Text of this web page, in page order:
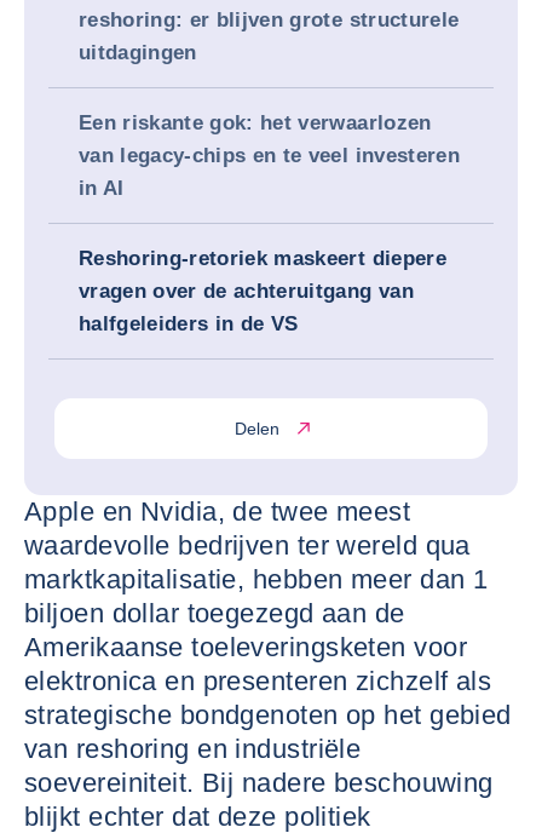
reshoring: er blijven grote structurele
uitdagingen
Een riskante gok: het verwaarlozen
van legacy-chips en te veel investeren
in AI
Reshoring-retoriek maskeert diepere
vragen over de achteruitgang van
halfgeleiders in de VS
Delen
Apple en Nvidia, de twee meest
waardevolle bedrijven ter wereld qua
marktkapitalisatie, hebben meer dan 1
biljoen dollar toegezegd aan de
Amerikaanse toeleveringsketen voor
elektronica en presenteren zichzelf als
strategische bondgenoten op het gebied
van reshoring en industriële
soevereiniteit. Bij nadere beschouwing
blijkt echter dat deze politiek